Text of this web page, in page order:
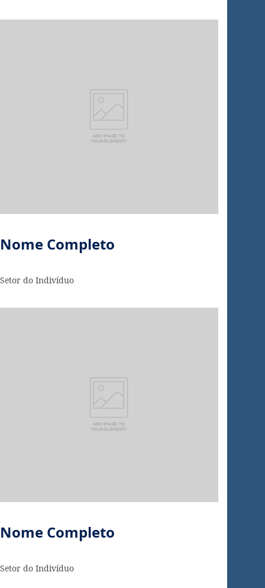
Nome Completo
Setor do Indivíduo
Nome Completo
Setor do Indivíduo